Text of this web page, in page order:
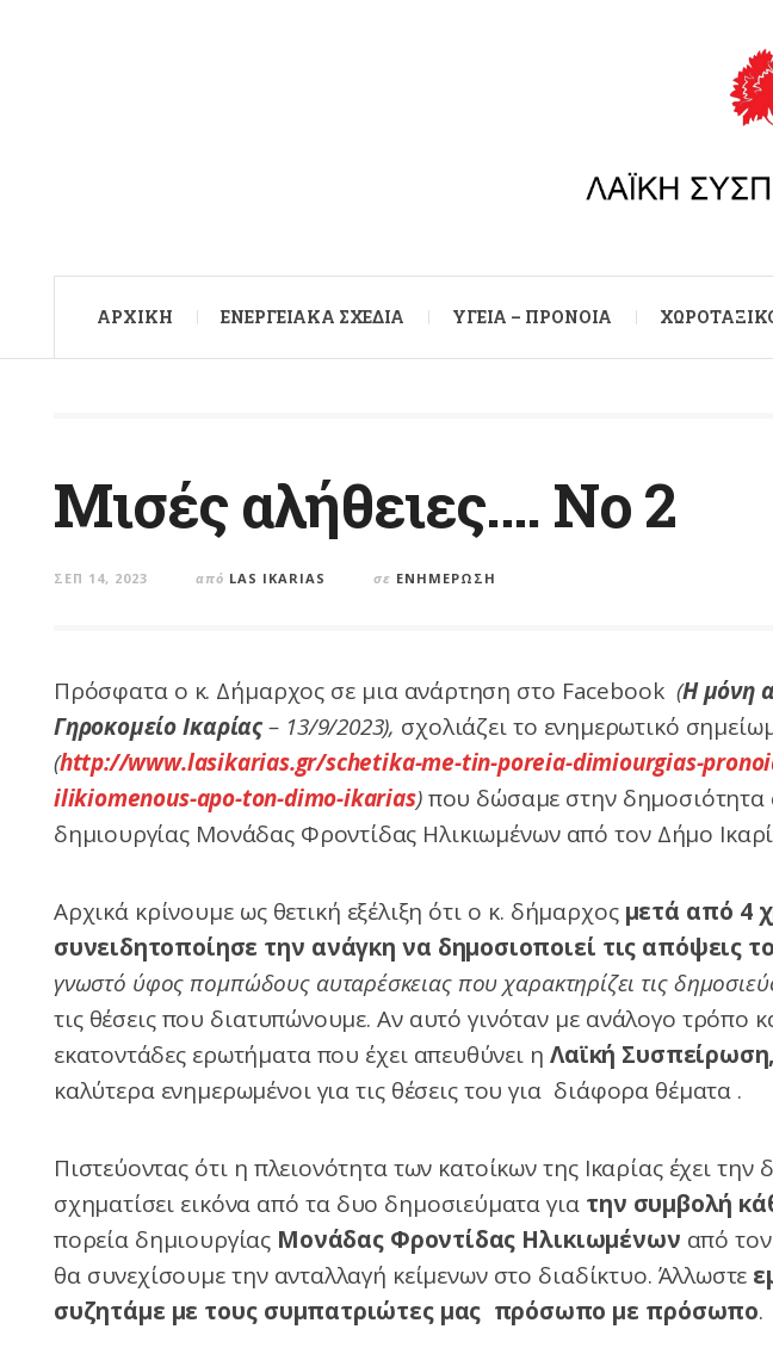
ΑΡXΙΚΉ ΕΝΕΡΓΕΙΑΚΆ ΣΧΈΔΙΑ ΥΓΕΊΑ – ΠΡΌΝΟΙΑ
Μισές αλήθειες…. Νο 2
ΣΕΠ 14, 2023 από LAS IKARIAS σε ΕΝΗΜΈΡΩΣΗ
Πρόσφατα ο κ. Δήμαρχος σε μια ανάρτηση στο Facebook (Η μόνη
Γηροκομείο Ικαρίας– 13/9/2023), σχολιάζει το ενημερωτικό
(http://www.lasikarias.gr/schetika-me-tin-poreia-dimiourgias-
ilikiomenous-apo-ton-dimo-ikarias)που δώσαμε στην δημοσιότητα
δημιουργίας Μονάδας Φροντίδας Ηλικιωμένων από τον Δήμο
Αρχικά κρίνουμε ως θετική εξέλιξη ότι ο κ. δήμαρχοςμετά από 4
συνειδητοποίησε την ανάγκη να δημοσιοποιεί τις απόψεις
γνωστό ύφος πομπώδους αυταρέσκειας που χαρακτηρίζει τις
τις θέσεις που διατυπώνουμε. Αν αυτό γινόταν με ανάλογο τρόπο
εκατοντάδες ερωτήματα που έχει απευθύνει ηΛαϊκή Συσπείρωση,
καλύτερα ενημερωμένοι για τις θέσεις του για διάφορα θέματα .
Πιστεύοντας ότι η πλειονότητα των κατοίκων της Ικαρίας έχει την
σχηματίσει εικόνα από τα δυο δημοσιεύματα για την συμβολή
πορεία δημιουργίας Μονάδας Φροντίδας Ηλικιωμένων από
θα συνεχίσουμε την ανταλλαγή κείμενων στο διαδίκτυο. Άλλωστε
συζητάμε με τους συμπατριώτες μας πρόσωπο με πρόσωπο.